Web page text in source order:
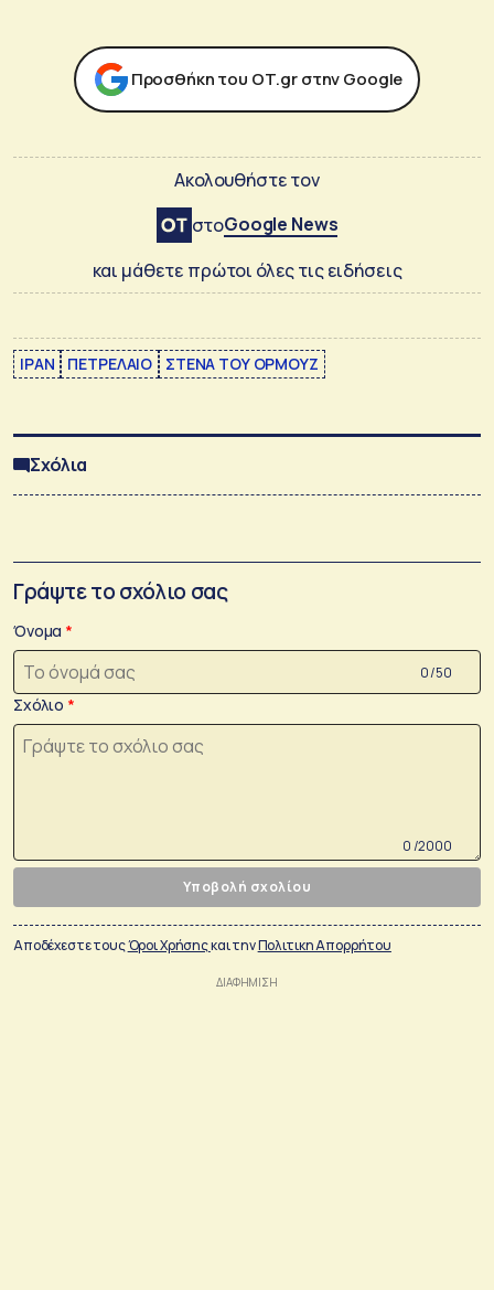
Προσθήκη του ΟΤ.gr στην Google
Ακολουθήστε τον
στοGoogle News
και μάθετε πρώτοι όλες τις ειδήσεις
ΙΡΑΝ ΠΕΤΡΕΛΑΙΟ ΣΤΕΝΑ ΤΟΥ ΟΡΜΟΥΖ
Σχόλια
Γράψτε το σχόλιο σας
Όνομα
0 /50
Σχόλιο
0 /2000
Υποβολή σχολίου
Αποδέχεστε τουςΌροι Χρήσηςκαι τηνΠολιτικη Απορρήτου